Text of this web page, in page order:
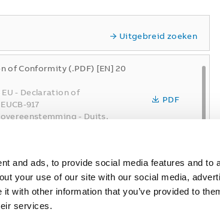
and ads, to provide social media features and to
your use of our site with our social media,
with other information that you’ve provided to
services.
Uitgebreid zoeken
of Conformity (.PDF) [EN] 20
EU - Declaration of
917
- Duits,
PDF
ROHS Product Declaration 20
PDF